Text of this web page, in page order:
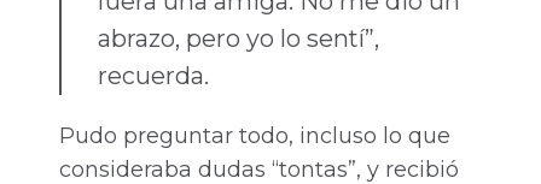
abrazo, pero yo lo sentí”,
recuerda.
Pudo preguntar todo, incluso lo que
consideraba dudas “tontas”, y recibió